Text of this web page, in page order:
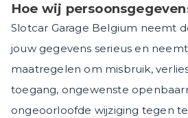
Hoe wij
Slotcar Garage Belgium neemt
jouw gegevens serieus en
maatregelen om misbruik,
toegang, ongewenste
ongeoorloofde wijziging tegen